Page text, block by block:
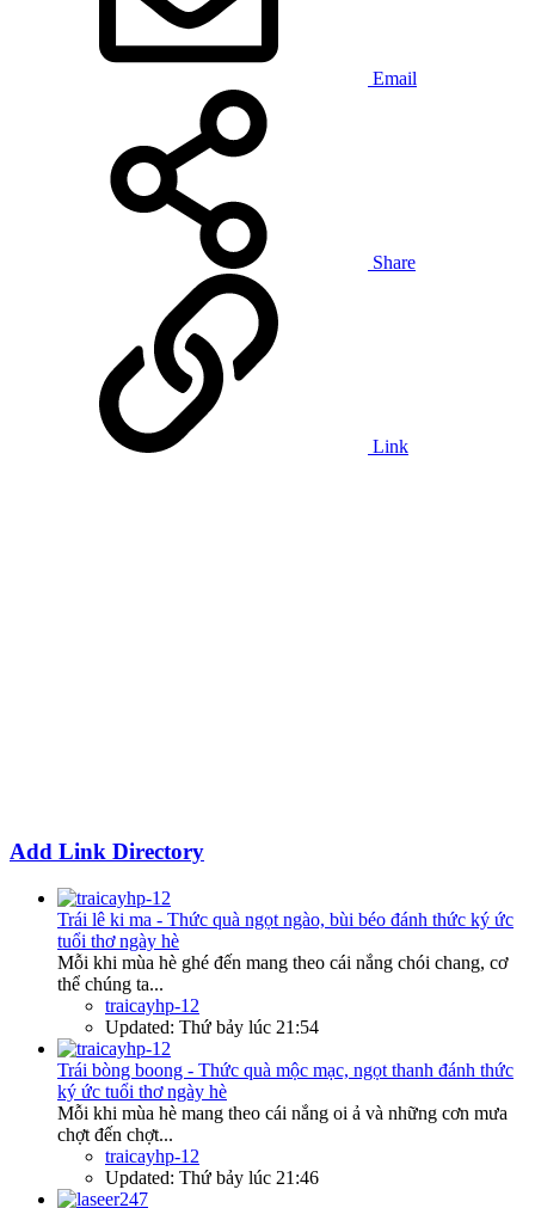
Email
Share
Link
Add Link Directory
Trái lê ki ma - Thức quà ngọt ngào, bùi béo đánh thức ký ức
tuổi thơ ngày hè
Mỗi khi mùa hè ghé đến mang theo cái nắng chói chang, cơ
thể chúng ta...
traicayhp-12
Updated: Thứ bảy lúc 21:54
Trái bòng boong - Thức quà mộc mạc, ngọt thanh đánh thức
ký ức tuổi thơ ngày hè
Mỗi khi mùa hè mang theo cái nắng oi ả và những cơn mưa
chợt đến chợt...
traicayhp-12
Updated: Thứ bảy lúc 21:46